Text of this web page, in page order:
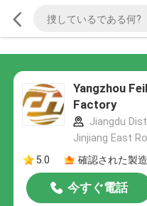
Yangzhou
Factory
Jiangdu
Jinjiang East
5.0
確認された製
今すぐ電話